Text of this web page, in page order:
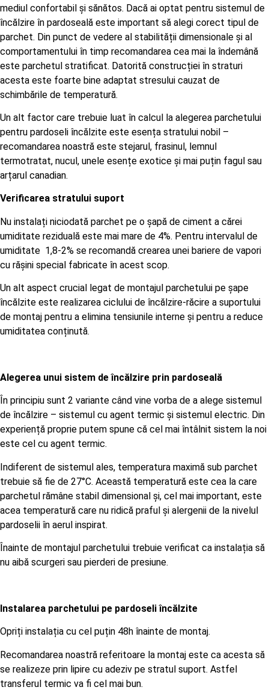
mediul confortabil și sănătos. Dacă ai optat pentru sistemul de
încălzire în pardoseală este important să alegi corect tipul de
parchet. Din punct de vedere al stabilității dimensionale și al
comportamentului în timp recomandarea cea mai la îndemână
este parchetul stratificat. Datorită construcției în straturi
acesta este foarte bine adaptat stresului cauzat de
schimbările de temperatură.
Un alt factor care trebuie luat în calcul la alegerea parchetului
pentru pardoseli încălzite este esența stratului nobil –
recomandarea noastră este stejarul, frasinul, lemnul
termotratat, nucul, unele esențe exotice și mai puțin fagul sau
arțarul canadian.
Verificarea stratului suport
Nu instalați niciodată parchet pe o șapă de ciment a cărei
umiditate reziduală este mai mare de 4%. Pentru intervalul de
umiditate 1,8-2% se recomandă crearea unei bariere de vapori
cu rășini special fabricate în acest scop.
Un alt aspect crucial legat de montajul parchetului pe șape
încălzite este realizarea ciclului de încălzire-răcire a suportului
de montaj pentru a elimina tensiunile interne și pentru a reduce
umiditatea conținută.
Alegerea unui sistem de încălzire prin pardoseală
În principiu sunt 2 variante când vine vorba de a alege sistemul
de încălzire – sistemul cu agent termic și sistemul electric. Din
experiență proprie putem spune că cel mai întâlnit sistem la noi
este cel cu agent termic.
Indiferent de sistemul ales, temperatura maximă sub parchet
trebuie să fie de 27°C. Această temperatură este cea la care
parchetul rămâne stabil dimensional și, cel mai important, este
acea temperatură care nu ridică praful și alergenii de la nivelul
pardoselii în aerul inspirat.
Înainte de montajul parchetului trebuie verificat ca instalația să
nu aibă scurgeri sau pierderi de presiune.
Instalarea parchetului pe pardoseli încălzite
Opriți instalația cu cel puțin 48h înainte de montaj.
Recomandarea noastră referitoare la montaj este ca acesta să
se realizeze prin lipire cu adeziv pe stratul suport. Astfel
transferul termic va fi cel mai bun.